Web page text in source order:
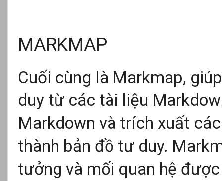
MARKMAP
Cuối cùng là Markmap,
duy từ các tài liệu
Markdown và trích xuất
thành bản đồ tư duy.
tưởng và mối quan hệ